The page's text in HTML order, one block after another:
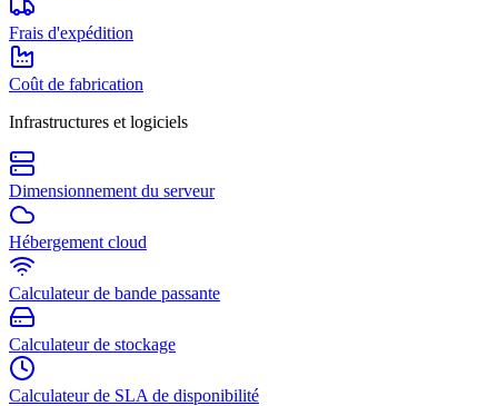
Frais d'expédition
Coût de fabrication
Infrastructures et logiciels
Dimensionnement du serveur
Hébergement cloud
Calculateur de bande passante
Calculateur de stockage
Calculateur de SLA de disponibilité